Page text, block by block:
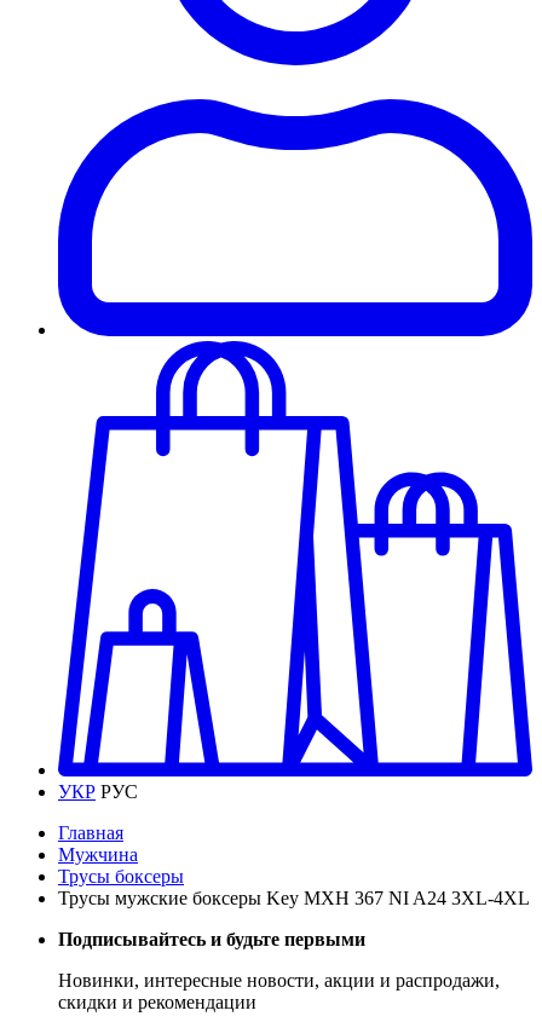
УКР РУС
Главная
Мужчина
Трусы боксеры
Трусы мужские боксеры Key MXH 367 NI A24 3XL-4XL
Подписывайтесь и будьте первыми
Новинки, интересные новости, акции и распродажи,
скидки и рекомендации